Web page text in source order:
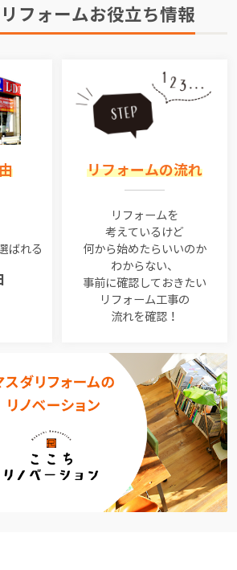
フォームお役立ち情報
ばれる
リフォームの流れ
リフォームを
考えているけど
何から始めたらいいのか
わからない、
事前に確認しておきたい
リフォーム工事の
流れを確認！